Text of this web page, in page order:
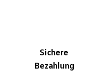
Sichere
Bezahlung